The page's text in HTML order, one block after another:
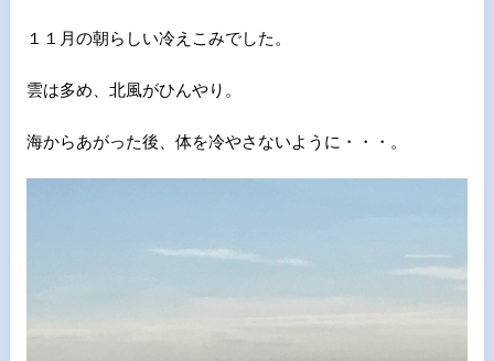
１１月の朝らしい冷えこみでした。
雲は多め、北風がひんやり。
海からあがった後、体を冷やさないように・・・。